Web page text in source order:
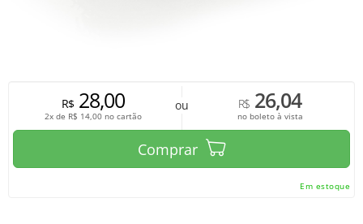
R$28,00
2x de R$ 14,00 no cartão
ou R$26,04
no boleto à vista
Comprar
Em estoque